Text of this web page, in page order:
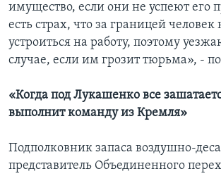
имущество, если они не успеют его
есть страх, что за границей
устроиться на работу, поэтому
случае, если им грозит тюрьма», -
«Когда под Лукашенко все
выполнит команду из Кремля»
Подполковник запаса воздушно-
представитель Объединенного